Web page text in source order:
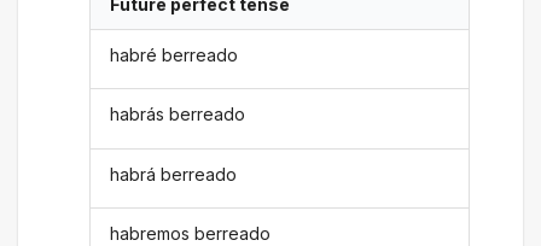
habré berreado
habrás berreado
habrá berreado
habremos berreado